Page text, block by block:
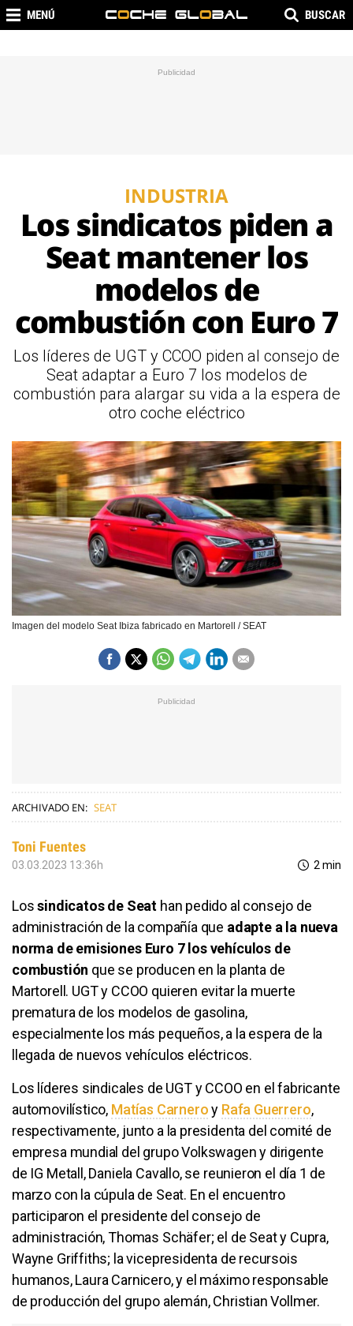
MENÚ BUSCAR
INDUSTRIA
Los sindicatos piden a
Seat mantener los
modelos de
combustión con Euro 7
Los líderes de UGT y CCOO piden al consejo de
Seat adaptar a Euro 7 los modelos de
combustión para alargar su vida a la espera de
otro coche eléctrico
Imagen del modelo Seat Ibiza fabricado en Martorell / SEAT
ARCHIVADO EN: SEAT
Toni Fuentes
03.03.2023 13:36h 2 min
Lossindicatos de Seat han pedido al consejo de
administración de la compañía que adapte a la nueva
norma de emisiones Euro 7 los vehículos de
combustión que se producen en la planta de
Martorell. UGT y CCOO quieren evitar la muerte
prematura de los modelos de gasolina,
especialmente los más pequeños, a la espera de la
llegada de nuevos vehículos eléctricos.
Los líderes sindicales de UGT y CCOO en el fabricante
automovilístico, Matías Carneroy Rafa Guerrero,
respectivamente, junto a la presidenta del comité de
empresa mundial del grupo Volkswagen y dirigente
de IG Metall, Daniela Cavallo, se reunieron el día 1 de
marzo con la cúpula de Seat. En el encuentro
participaron el presidente del consejo de
administración, Thomas Schäfer; el de Seat y Cupra,
Wayne Griffiths; la vicepresidenta de recursois
humanos, Laura Carnicero, y el máximo responsable
de producción del grupo alemán, Christian Vollmer.